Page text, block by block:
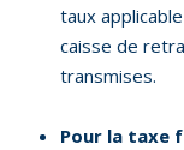
taux
caisse de
transmises.
Pour la taxe